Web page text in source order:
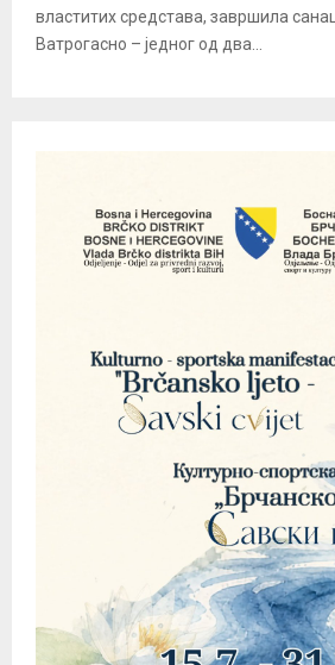
властитих средстава, завршила
Ватрогасно – једног од два...